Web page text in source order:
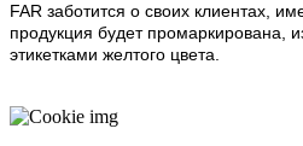
FAR заботится о своих клиентах,
продукция будет промаркирована,
этикетками желтого цвета.